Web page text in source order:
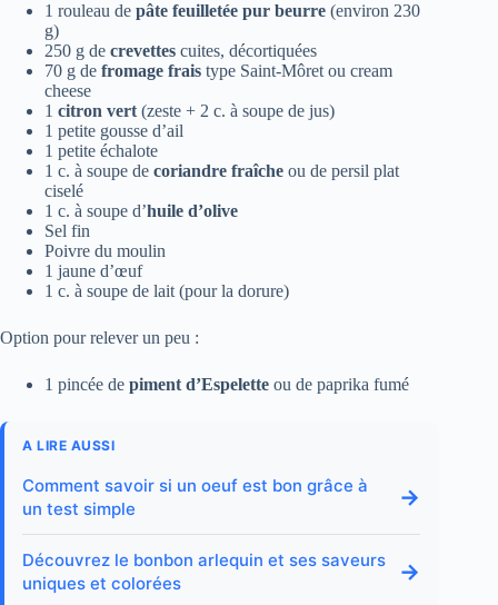
1 rouleau de pâte feuilletée pur beurre (environ 230
g)
250 g de crevettes cuites, décortiquées
70 g de fromage frais type Saint-Môret ou cream
cheese
1 citron vert (zeste + 2 c. à soupe de jus)
1 petite gousse d’ail
1 petite échalote
1 c. à soupe de coriandre fraîche ou de persil plat
ciselé
1 c. à soupe d’huile d’olive
Sel fin
Poivre du moulin
1 jaune d’œuf
1 c. à soupe de lait (pour la dorure)
Option pour relever un peu :
1 pincée de piment d’Espelette ou de paprika fumé
A LIRE AUSSI
Comment savoir si un oeuf est bon grâce à
un test simple
→
Découvrez le bonbon arlequin et ses saveurs
uniques et colorées
→